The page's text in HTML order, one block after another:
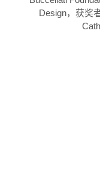
Design，获奖